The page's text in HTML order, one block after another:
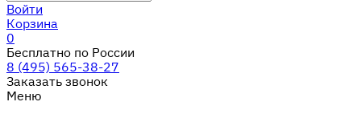
Войти
Корзина
0
Бесплатно по России
8 (495) 565-38-27
Заказать звонок
Меню